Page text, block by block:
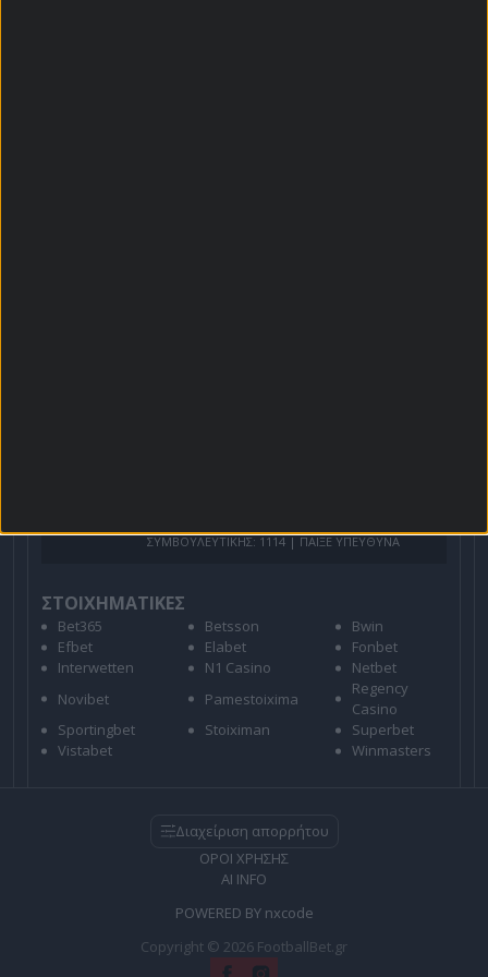
ΣΥΜΒΟΥΛΕΥΤΙΚΗΣ: 1114 | ΠΑΙΞΕ ΥΠΕΥΘΥΝΑ
ΣΤΟΙΧΗΜΑΤΙΚΕΣ
Bet365 Betsson
Bwin
Efbet
Elabet
Fonbet
Interwetten
N1 Casino
Netbet
Novibet
Pamestoixima
Regency
Casino
Sportingbet
Stoiximan
Superbet
Vistabet
Winmasters
Διαχείριση απορρήτου
ΟΡΟΙ ΧΡΗΣΗΣ
AI INFO
POWERED BY nxcode
Copyright © 2026 FootballBet.gr